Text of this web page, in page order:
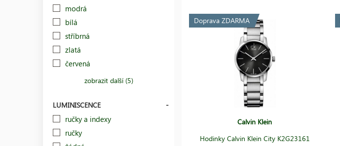
modrá
bílá
stříbrná
zlatá
červená
zobrazit další (5)
LUMINISCENCE
ručky a indexy
ručky
Doprava ZDARMA
Calvin Klein
Hodinky Calvin Klein City K2G23161